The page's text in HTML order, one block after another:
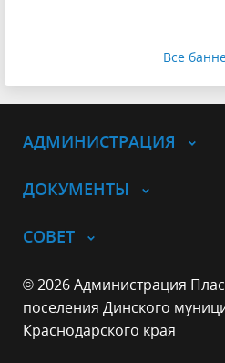
Все
АДМИНИСТРАЦИЯ
ДОКУМЕНТЫ
СОВЕТ
© 2026 Администрация
поселения Динского
Краснодарского края